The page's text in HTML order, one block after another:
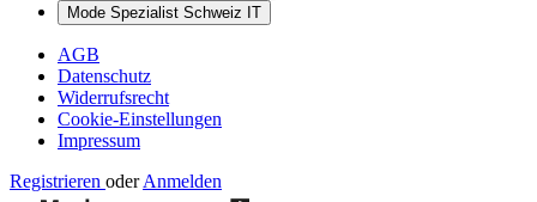
Mode Spezialist Schweiz IT
AGB
Datenschutz
Widerrufsrecht
Cookie-Einstellungen
Impressum
Registrieren oder Anmelden